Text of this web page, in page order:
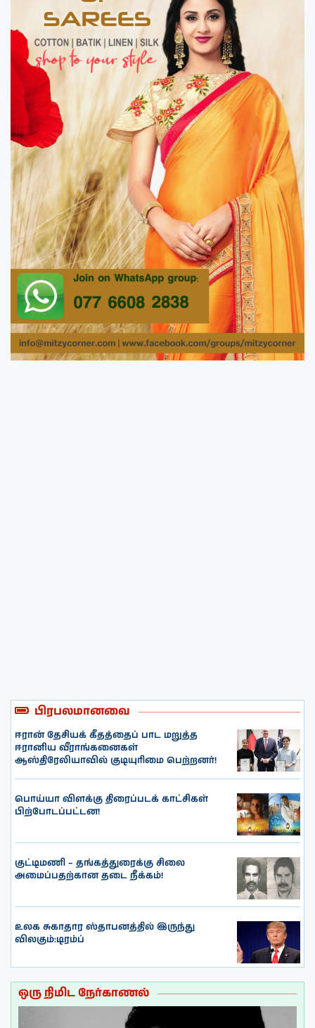
பிரபலமானவை
ஈரான் தேசியக் கீதத்தைப் பாட மறுத்த
ஈரானிய வீராங்கனைகள்
ஆஸ்திரேலியாவில் குடியுரிமை பெற்றனர்!
பொய்யா விளக்கு திரைப்படக் காட்சிகள்
பிற்போடப்பட்டன!
குட்டிமணி – தங்கத்துரைக்கு சிலை
அமைப்பதற்கான தடை நீக்கம்!
உலக சுகாதார ஸ்தாபனத்தில் இருந்து
விலகும்:டிரம்ப்
ஒரு நிமிட நேர்காணல்